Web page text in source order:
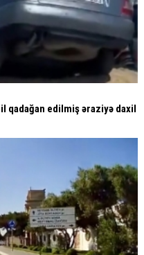
qadağan edilmiş əraziyə daxil